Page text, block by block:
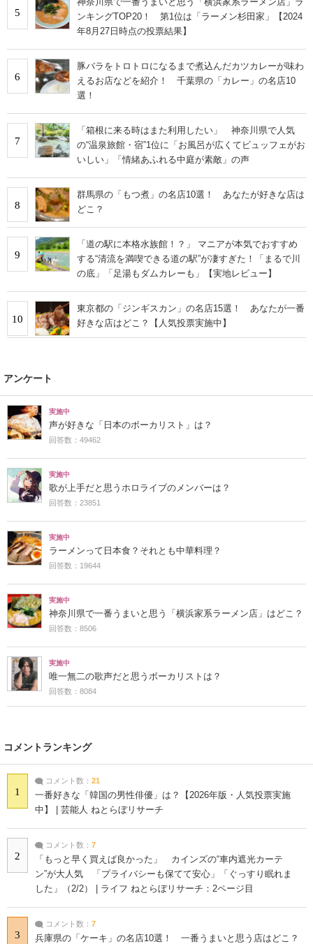
5
ンキングTOP20！ 第1位は「ラーメン杉田家」【2024
年8月27日時点の投票結果】
6
豚バラをトロトロになるまで煮込んだカツカレーが味わ
えるお店などを紹介！ 千葉県の「カレー」の名店10
選！
7
「箱根に来る時はまた利用したい」 神奈川県で人気
の“温泉旅館・宿”1位に「お風呂が広くてビュッフェがお
いしい」「情緒あふれる中庭が素敵」の声
8
群馬県の「もつ煮」の名店10選！ あなたが好きな店は
どこ？
9
「道の駅に本格水族館！？」 マニアが本気でおすすめ
する“清流を満喫できる道の駅”が凄すぎた！「まるで川
の底」「足湯もダムカレーも」【実地レビュー】
10
東京都の「ジンギスカン」の名店15選！ あなたが一番
好きな店はどこ？【人気投票実施中】
アンケート
実施中
声が好きな「日本のボーカリスト」は？
回答数：49462
実施中
歌が上手だと思うホロライブのメンバーは？
回答数：23851
実施中
ラーメンって日本食？それとも中華料理？
回答数：19644
実施中
神奈川県で一番うまいと思う「横浜家系ラーメン店」はどこ？
回答数：8506
実施中
唯一無二の歌声だと思うボーカリストは？
回答数：8084
コメントランキング
1
コメント数： 21
一番好きな「韓国の男性俳優」は？【2026年版・人気投票実施
中】 | 芸能人 ねとらぼリサーチ
2
コメント数： 7
「もっと早く買えば良かった」 カインズの“車内遮光カーテ
ン”が大人気 「プライバシーも保てて安心」「ぐっすり眠れま
した」（2/2） | ライフ ねとらぼリサーチ：2ページ目
3
コメント数： 7
兵庫県の「ケーキ」の名店10選！ 一番うまいと思う店はどこ？